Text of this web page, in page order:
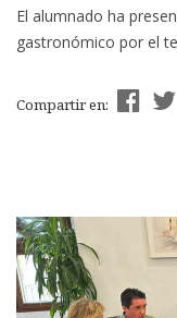
El alumnado ha
gastronómico por el
Compartir en: